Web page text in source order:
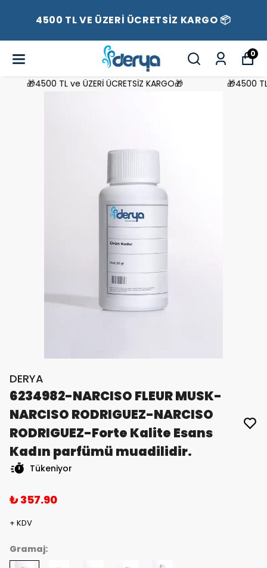
4500 TL VE ÜZERİ ÜCRETSİZ KARGO 📦
0
🎁4500 TL ve ÜZERİ ÜCRETSİZ KARGO🎁 🎁4500 TL
DERYA
6234982-NARCISO FLEUR MUSK-
NARCISO RODRIGUEZ-NARCISO
RODRIGUEZ-Forte Kalite Esans
Kadın parfümü muadilidir.
Tükeniyor
₺ 357.90
+ KDV
Gramaj: